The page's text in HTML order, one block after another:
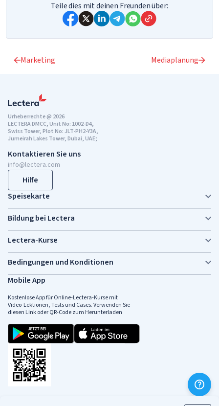
Teile dies mit deinen Freunden über:
Marketing Mediaplanung
Urheberrechte @ 2026
LECTERA DMCC, Unit No: 1002-D4,
Swiss Tower, Plot No: JLT-PH2-Y3A,
Jumeirah Lakes Tower, Dubai, UAE;
Kontaktieren Sie uns
info@lectera.com
Hilfe
Speisekarte
Bildung bei Lectera
Lectera-Kurse
Bedingungen und Konditionen
Mobile App
Kostenlose App für Online-Lectera-Kurse mit
Video-Lektionen, Tests und Cases. Verwenden Sie
diesen Link oder QR-Code zum Herunterladen